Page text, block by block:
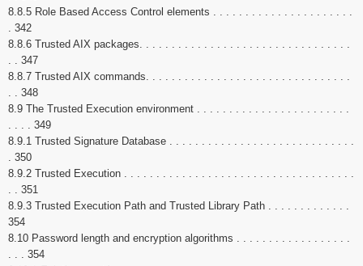
8.8.5 Role Based Access Control elements . . . . . . . . . . . . . . . . . . . . . .
. 342
8.8.6 Trusted AIX packages. . . . . . . . . . . . . . . . . . . . . . . . . . . . . . . . .
. . 347
8.8.7 Trusted AIX commands. . . . . . . . . . . . . . . . . . . . . . . . . . . . . . . .
. . 348
8.9 The Trusted Execution environment . . . . . . . . . . . . . . . . . . . . . . . .
. . . . 349
8.9.1 Trusted Signature Database . . . . . . . . . . . . . . . . . . . . . . . . . . . . .
. 350
8.9.2 Trusted Execution . . . . . . . . . . . . . . . . . . . . . . . . . . . . . . . . . . . .
. . 351
8.9.3 Trusted Execution Path and Trusted Library Path . . . . . . . . . . . . .
354
8.10 Password length and encryption algorithms . . . . . . . . . . . . . . . . . .
. . . 354